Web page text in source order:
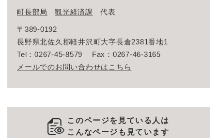
町長部局 観光経済課 代表
〒389-0192
長野県北佐久郡軽井沢町大字長倉2381番地1
Tel：0267-45-8579
Fax：0267-46-3165
メールでのお問い合わせはこちら
このページを見ている人は
こんなページも見ています